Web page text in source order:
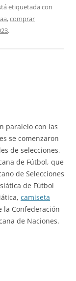
etiquetada con
,comprar
.
paralelo con las
se comenzaron
de selecciones,
de Fútbol, que
de Selecciones
de Fútbol
camiseta
la Confederación
de Naciones.